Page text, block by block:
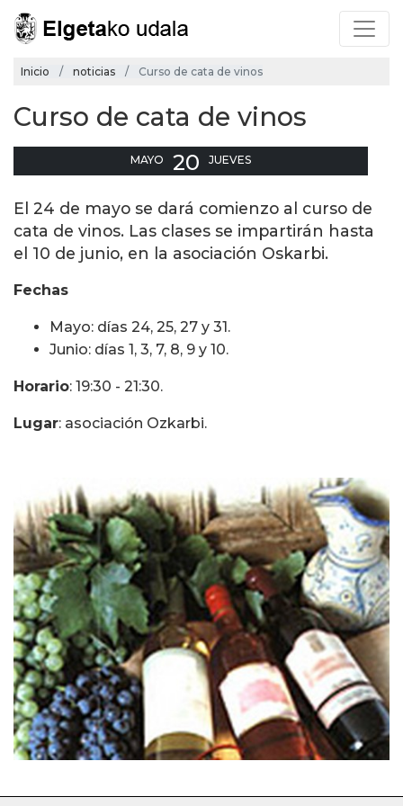
Inicio noticias Curso de cata de vinos
Curso de cata de vinos
MAYO 20 JUEVES
El 24 de mayo se dará comienzo al curso de
cata de vinos. Las clases se impartirán hasta
el 10 de junio, en la asociación Oskarbi.
Fechas
Mayo: días 24, 25, 27 y 31.
Junio: días 1, 3, 7, 8, 9 y 10.
Horario: 19:30 - 21:30.
Lugar: asociación Ozkarbi.